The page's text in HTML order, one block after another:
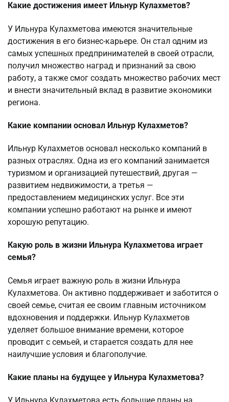
Какие достижения имеет Ильнур Кулахметов?
У Ильнура Кулахметова имеются значительные
достижения в его бизнес-карьере. Он стал одним из
самых успешных предпринимателей в своей отрасли,
получил множество наград и признаний за свою
работу, а также смог создать множество рабочих мест
и внести значительный вклад в развитие экономики
региона.
Какие компании основал Ильнур Кулахметов?
Ильнур Кулахметов основал несколько компаний в
разных отраслях. Одна из его компаний занимается
туризмом и организацией путешествий, другая —
развитием недвижимости, а третья —
предоставлением медицинских услуг. Все эти
компании успешно работают на рынке и имеют
хорошую репутацию.
Какую роль в жизни Ильнура Кулахметова играет
семья?
Семья играет важную роль в жизни Ильнура
Кулахметова. Он активно поддерживает и заботится о
своей семье, считая ее своим главным источником
вдохновения и поддержки. Ильнур Кулахметов
уделяет большое внимание времени, которое
проводит с семьей, и старается создать для нее
наилучшие условия и благополучие.
Какие планы на будущее у Ильнура Кулахметова?